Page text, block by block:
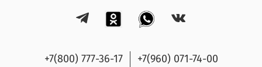
+7(800) 777-36-17
+7(960) 071-74-00